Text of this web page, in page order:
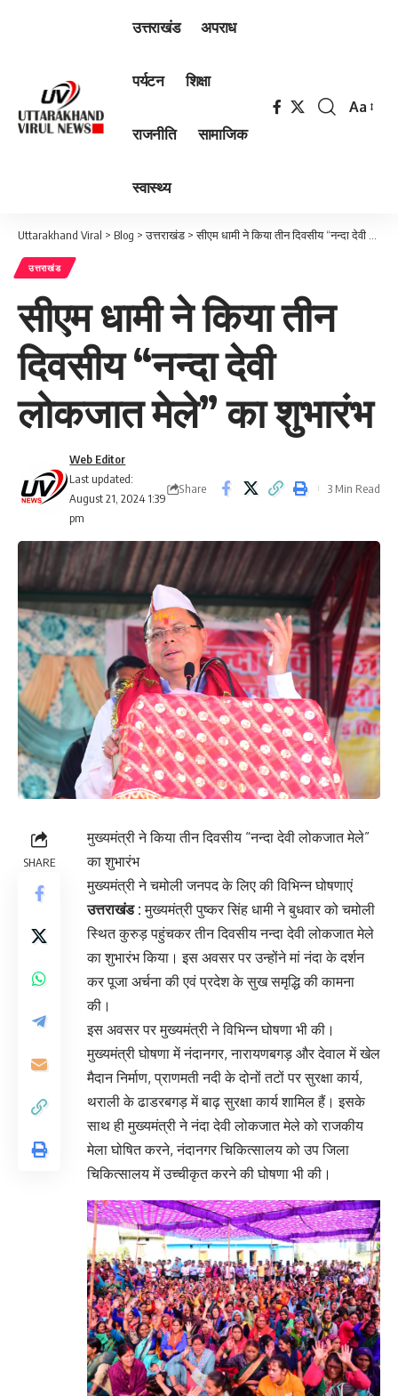
उत्तराखंड अपराध
पर्यटन शिक्षा
राजनीति सामाजिक
स्वास्थ्य
Font
Aa
Uttarakhand Viral > Blog >उत्तराखंड >सीएम धामी ने किया तीन दिवसीय “नन्दा देवी लोकजात मेले” का शुभारंभ
उत्तराखंड
सीएम धामी ने किया तीन
दिवसीय “नन्दा देवी
लोकजात मेले” का शुभारंभ
Last updated:
August 21, 2024 1:39
pm
Web Editor
Share 3 Min Read
SHARE
मुख्यमंत्री ने किया तीन दिवसीय “नन्दा देवी लोकजात मेले”
का शुभारंभ
मुख्यमंत्री ने चमोली जनपद के लिए की विभिन्न घोषणाएं
उत्तराखंड : मुख्यमंत्री पुष्कर सिंह धामी ने बुधवार को चमोली
स्थित कुरुड़ पहुंचकर तीन दिवसीय नन्दा देवी लोकजात मेले
का शुभारंभ किया। इस अवसर पर उन्होंने मां नंदा के दर्शन
कर पूजा अर्चना की एवं प्रदेश के सुख समृद्धि की कामना
की।
इस अवसर पर मुख्यमंत्री ने विभिन्न घोषणा भी की।
मुख्यमंत्री घोषणा में नंदानगर, नारायणबगड़ और देवाल में खेल
मैदान निर्माण, प्राणमती नदी के दोनों तटों पर सुरक्षा कार्य,
थराली के ढाडरबगड़ में बाढ़ सुरक्षा कार्य शामिल हैं। इसके
साथ ही मुख्यमंत्री ने नंदा देवी लोकजात मेले को राजकीय
मेला घोषित करने, नंदानगर चिकित्सालय को उप जिला
चिकित्सालय में उच्चीकृत करने की घोषणा भी की।